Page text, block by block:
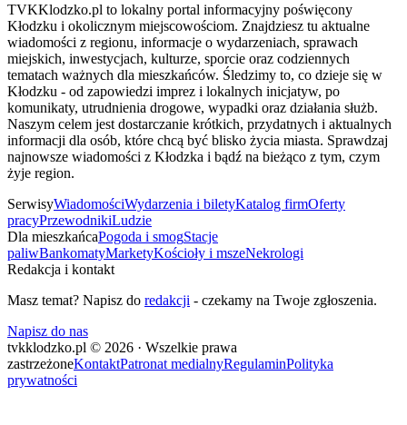
TVKKlodzko.pl to lokalny portal informacyjny poświęcony
Kłodzku i okolicznym miejscowościom. Znajdziesz tu aktualne
wiadomości z regionu, informacje o wydarzeniach, sprawach
miejskich, inwestycjach, kulturze, sporcie oraz codziennych
tematach ważnych dla mieszkańców. Śledzimy to, co dzieje się w
Kłodzku - od zapowiedzi imprez i lokalnych inicjatyw, po
komunikaty, utrudnienia drogowe, wypadki oraz działania służb.
Naszym celem jest dostarczanie krótkich, przydatnych i aktualnych
informacji dla osób, które chcą być blisko życia miasta. Sprawdzaj
najnowsze wiadomości z Kłodzka i bądź na bieżąco z tym, czym
żyje region.
SerwisyWiadomościWydarzenia i biletyKatalog firmOferty
pracyPrzewodnikiLudzie
Dla mieszkańcaPogoda i smogStacje
paliwBankomatyMarketyKościoły i mszeNekrologi
Redakcja i kontakt
Masz temat? Napisz do redakcji - czekamy na Twoje zgłoszenia.
Napisz do nas
tvkklodzko.pl © 2026 · Wszelkie prawa
zastrzeżoneKontaktPatronat medialnyRegulaminPolityka
prywatności